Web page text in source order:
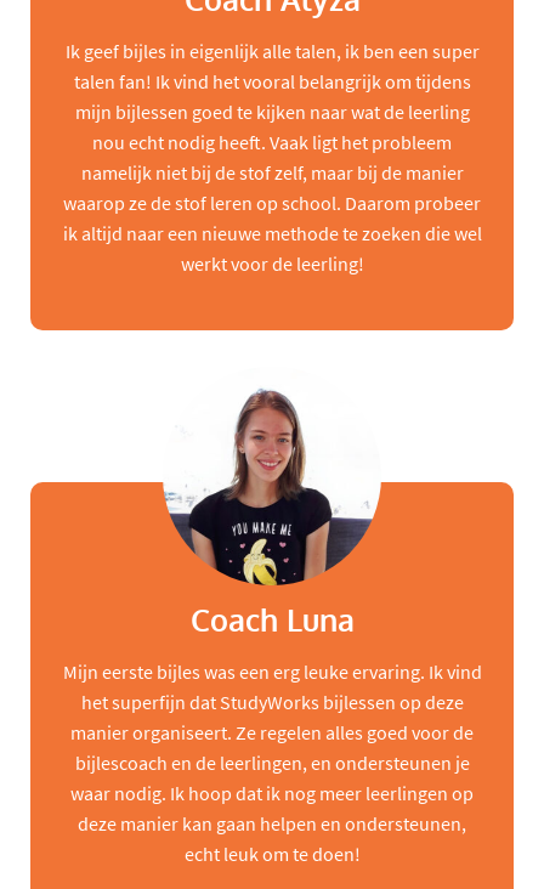
Ik geef bijles in eigenlijk alle talen, ik ben een super
talen fan! Ik vind het vooral belangrijk om tijdens
mijn bijlessen goed te kijken naar wat de leerling
nou echt nodig heeft. Vaak ligt het probleem
namelijk niet bij de stof zelf, maar bij de manier
waarop ze de stof leren op school. Daarom probeer
ik altijd naar een nieuwe methode te zoeken die wel
werkt voor de leerling!
Coach Luna
Mijn eerste bijles was een erg leuke ervaring. Ik vind
het superfijn dat StudyWorks bijlessen op deze
manier organiseert. Ze regelen alles goed voor de
bijlescoach en de leerlingen, en ondersteunen je
waar nodig. Ik hoop dat ik nog meer leerlingen op
deze manier kan gaan helpen en ondersteunen,
echt leuk om te doen!